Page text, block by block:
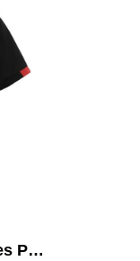
Samurai Kurzärmeliges Poloshirt mit antibakterieller Wirkung, 160 g/m2, unisex